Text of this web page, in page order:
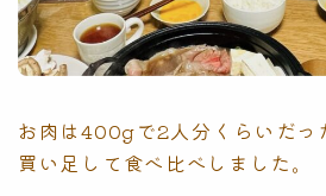
お肉は400gで2人分くらいだっ
買い足して食べ比べしました。